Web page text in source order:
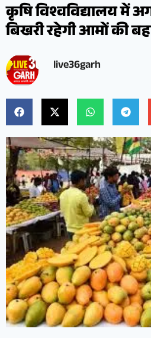
कृषि विश्वविद्यालय में
बिखरी रहेगी आमों की
live36garh